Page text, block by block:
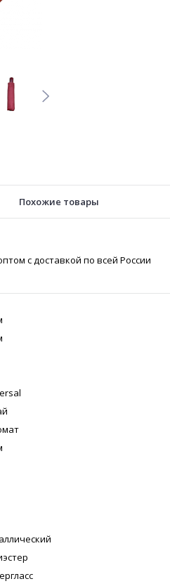
Похожие товары
с доставкой по всей России